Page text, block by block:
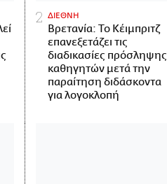
ΔΙΕΘΝΗ
Βρετανία: Το Κέιμπριτζ
επανεξετάζει τις
διαδικασίες πρόσληψης
καθηγητών μετά την
παραίτηση διδάσκοντα
για λογοκλοπή